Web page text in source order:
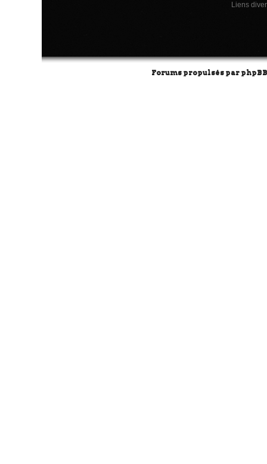
Liens
Forums propulsés par phpBB